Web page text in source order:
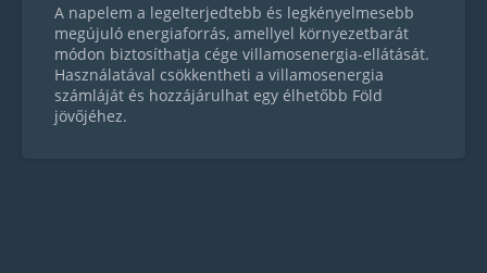
A napelem a legelterjedtebb és legkényelmesebb
megújuló energiaforrás, amellyel környezetbarát
módon biztosíthatja cége villamosenergia-ellátását.
Használatával csökkentheti a villamosenergia
számláját és hozzájárulhat egy élhetőbb Föld
jövőjéhez.